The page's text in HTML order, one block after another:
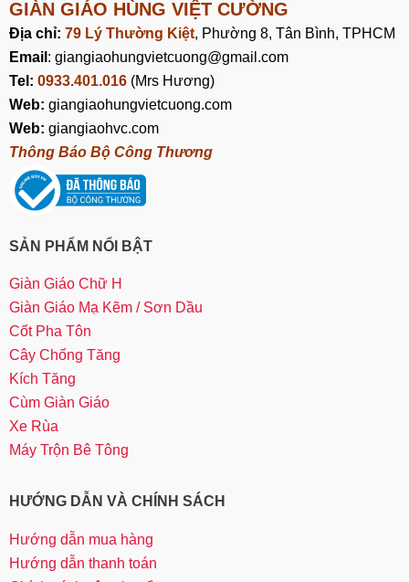
GIÀN GIÁO HÙNG VIỆT CƯỜNG
Địa chỉ: 79 Lý Thường Kiệt, Phường 8, Tân Bình, TPHCM
Email : giangiaohungvietcuong@gmail.com
Tel: 0933.401.016 (Mrs Hương)
Web: giangiaohungvietcuong.com
Web: giangiaohvc.com
Thông Báo Bộ Công Thương
SẢN PHẨM NỔI BẬT
Giàn Giáo Chữ H
Giàn Giáo Mạ Kẽm / Sơn Dầu
Cốt Pha Tôn
Cây Chống Tăng
Kích Tăng
Cùm Giàn Giáo
Xe Rùa
Máy Trộn Bê Tông
HƯỚNG DẪN VÀ CHÍNH SÁCH
Hướng dẫn mua hàng
Hướng dẫn thanh toán